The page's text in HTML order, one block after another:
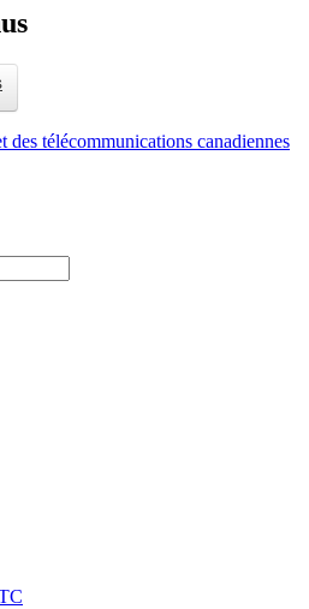
télécommunications canadiennes